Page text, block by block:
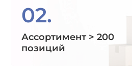
02.
Ассортимент > 200
позиций